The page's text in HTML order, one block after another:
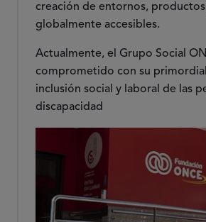
creación de entornos,
globalmente accesibles.
Actualmente, el Grupo Social
comprometido con su
inclusión social y laboral de las
discapacidad